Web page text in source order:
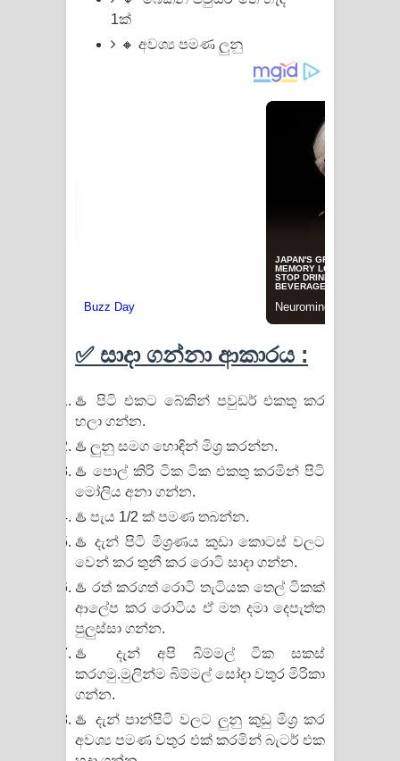
1ක්
🔸 අවශ්‍ය පමණ ලුනු
✅ සාදා ගන්නා ආකාරය :
♨️ පිටි එකට බේකින් පවුඩර් එකතු කර
හලා ගන්න.
♨️ ලුනු සමග හොඳින් මිශ්‍ර කරන්න.
♨️ පොල් කිරි ටික ටික එකතු කරමින් පිටි
මෝලිය අනා ගන්න.
♨️ පැය 1/2 ක් පමණ තබන්න.
♨️ දැන් පිටි මිශ්‍රණය කුඩා කොටස් වලට
වෙන් කර තුනී කර රොටි සාදා ගන්න.
♨️ රත් කරගත් රොටි තැටියක තෙල් ටිකක්
ආලේප කර රොටිය ඒ මත දමා දෙපැත්ත
පුලුස්සා ගන්න.
♨️ දැන් අපි බිම්මල් ටික සකස්
කරගමු.මුලින්ම බිම්මල් සෝදා වතුර මිරිකා
ගන්න.
♨️ දැන් පාන්පිටි වලට ලුනු කුඩු මිශ්‍ර කර
අවශ්‍ය පමණ වතුර එක් කරමින් බැටර් එක